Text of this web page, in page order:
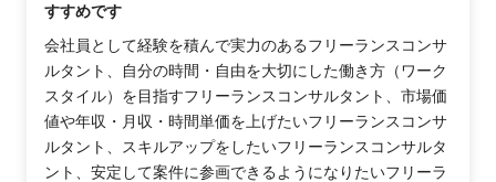
すすめです
会社員として経験を積んで実力のあるフリーランスコンサ
ルタント、自分の時間・自由を大切にした働き方（ワーク
スタイル）を目指すフリーランスコンサルタント、市場価
値や年収・月収・時間単価を上げたいフリーランスコンサ
ルタント、スキルアップをしたいフリーランスコンサルタ
ント、安定して案件に参画できるようになりたいフリーラ